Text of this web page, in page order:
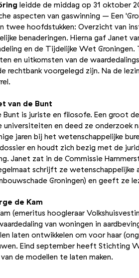
leidde de middag op 31 oktober
aspecten van gaswinning – Een
twee hoofdstukken: Overzicht van
benaderingen. Hierna gaf Janet
en de Tijdelijke Wet
en uitkomsten van de
rechtbank voorgelegd zijn. Na de
van de Bunt
Bunt is juriste en filosofe. Een groot
universiteiten en deed ze onderzoek
jaren bij het wetenschappelijke
en houdt zich bezig met de
Janet zat in de Commissie
schrijft ze
Groningen) en geeft ze
de Kam
(emeritus hoogleraar
van woningen in
laten ontwikkelen om voor haar
Eind september heeft Stichting
de modellen te laten maken.